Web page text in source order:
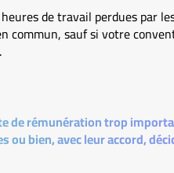
de travail perdues par
commun, sauf si votre
de rémunération trop
bien, avec leur accord,